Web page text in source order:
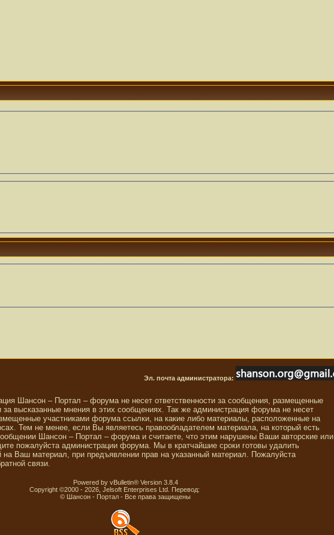
Эл. почта администратора:
Шансон – Портал – форума не несет ответственности за сообщения, размещенные
высказанные мнения в этих сообщениях. Так же администрация форума не несет
участниками форума ссылки, на какие либо материалы, расположенные на
Тем не менее, если Вы являетесь правообладателем материала, на который есть
Шансон – Портал – форума и считаете, что этим нарушены Ваши авторские или
пожалуйста администрации форума. Мы в кратчайшие сроки готовы удалить
Ваш материал, при предъявлении прав на указанный материал. Пожалуйста
связи.
Powered by vBulletin® Version 3.8.4
Copyright ©2000 - 2026, Jelsoft Enterprises Ltd. Перевод:
© Шансон - Портал - Все права защищены